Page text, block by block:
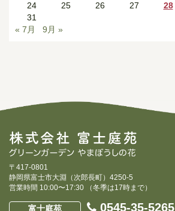
24
25 26 27 28
31
« 7月
9月 »
〒417-0801
静岡県富士市大淵（次郎長町）4250-5
営業時間 10:00〜17:30 （冬季は17時まで）
富士庭苑 0545-35-5265